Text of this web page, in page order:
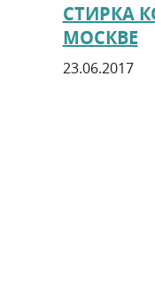
СТИРКА
МОСКВЕ
23.06.2017